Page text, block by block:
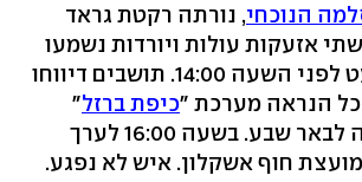
הנוכחי, נורתה רקטת גראד
אזעקות עולות ויורדות נשמעו
בתחומי העיר מעט לפני השעה 14:00. תושבים דיווחו
הנראה מערכת "כיפת ברזל"
יירטה את הרקטה לבאר שבע. בשעה 16:00 לערך
חוף אשקלון. איש לא נפגע.